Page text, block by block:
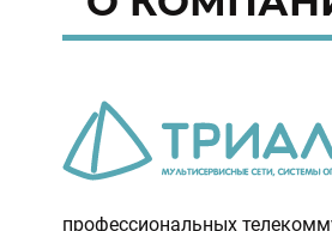
профессиональных